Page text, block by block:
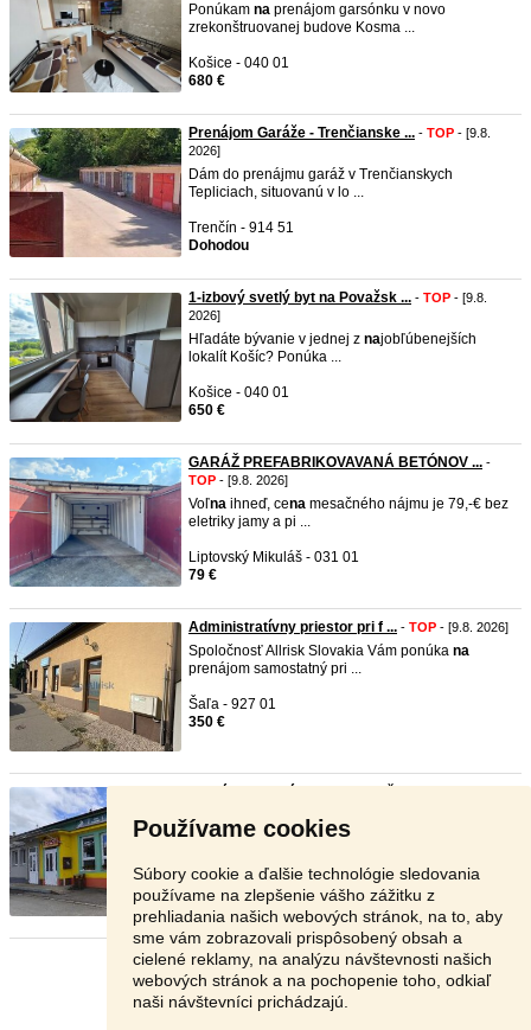
Používame cookies
Súbory cookie a ďalšie technológie sledovania
používame na zlepšenie vášho zážitku z
prehliadania našich webových stránok, na to, aby
sme vám zobrazovali prispôsobený obsah a
cielené reklamy, na analýzu návštevnosti našich
webových stránok a na pochopenie toho, odkiaľ
naši návštevníci prichádzajú.
Ponúkam na prenájom garsónku v novo
zrekonštruovanej budove Kosma ...
Košice - 040 01
680 €
Prenájom Garáže - Trenčianske ... - TOP - [9.8.
2026]
​Dám do prenájmu garáž v Trenčianskych
Tepliciach, situovanú v lo ...
Trenčín - 914 51
Dohodou
1-izbový svetlý byt na Považsk ... - TOP - [9.8.
2026]
Hľadáte bývanie v jednej z najobľúbenejších
lokalít Košíc? Ponúka ...
Košice - 040 01
650 €
GARÁŽ PREFABRIKOVAVANÁ BETÓNOV ... -
TOP - [9.8. 2026]
Voľna ihneď, cena mesačného nájmu je 79,-€ bez
eletriky jamy a pi ...
Liptovský Mikuláš - 031 01
79 €
Administratívny priestor pri f ... - TOP - [9.8. 2026]
Spoločnosť Allrisk Slovakia Vám ponúka na
prenájom samostatný pri ...
Šaľa - 927 01
350 €
Ponúkam do prenájmu plne zariadenú prevádzku
Kežmarok - 059 71
V texte
Stránka: 1 2 3 Ďalšia